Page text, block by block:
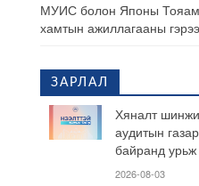
МУИС болон Японы
хамтын ажиллагааны
ЗАРЛАЛ
Хяналт
аудитын
байранд
2026-08-03